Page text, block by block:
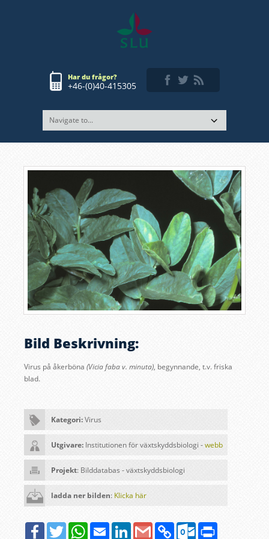
Har du frågor?
+46-(0)40-415305
Bild Beskrivning:
Virus på åkerböna (Vicia faba v. minuta), begynnande, t.v. friska
blad.
Kategori:Virus
Utgivare: Institutionen för växtskyddsbiologi -webb
Projekt: Bilddatabas - växtskyddsbiologi
ladda ner bilden: Klicka här
FacebookTwitter WhatsAppEmail LinkedInGoogle
Gmail
Copy
Link
Outlook.com